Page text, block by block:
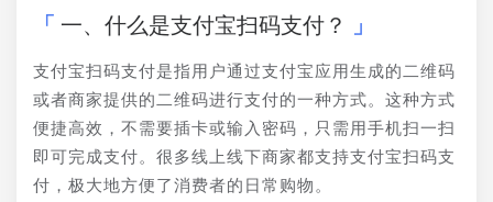
一、什么是支付宝扫码支付？
支付宝扫码支付是指用户通过支付宝应用生成的二维码
或者商家提供的二维码进行支付的一种方式。这种方式
便捷高效，不需要插卡或输入密码，只需用手机扫一扫
即可完成支付。很多线上线下商家都支持支付宝扫码支
付，极大地方便了消费者的日常购物。